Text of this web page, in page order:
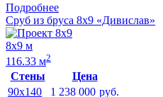
Подробнее
Сруб из бруса 8х9 «Дивислав»
8х9 м
116.33 м2
Стены
Цена
90x140
1 238 000 руб.